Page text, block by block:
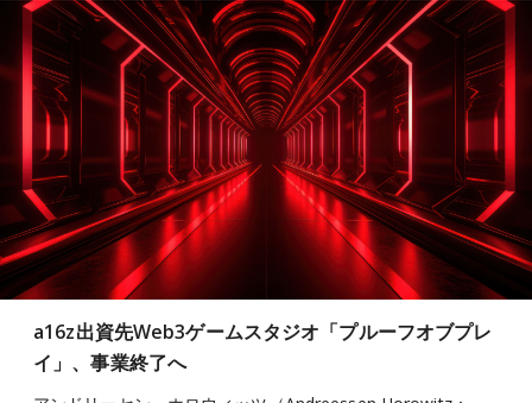
a16z出資先Web3ゲームスタジオ「プルーフオブプレ
イ」、事業終了へ